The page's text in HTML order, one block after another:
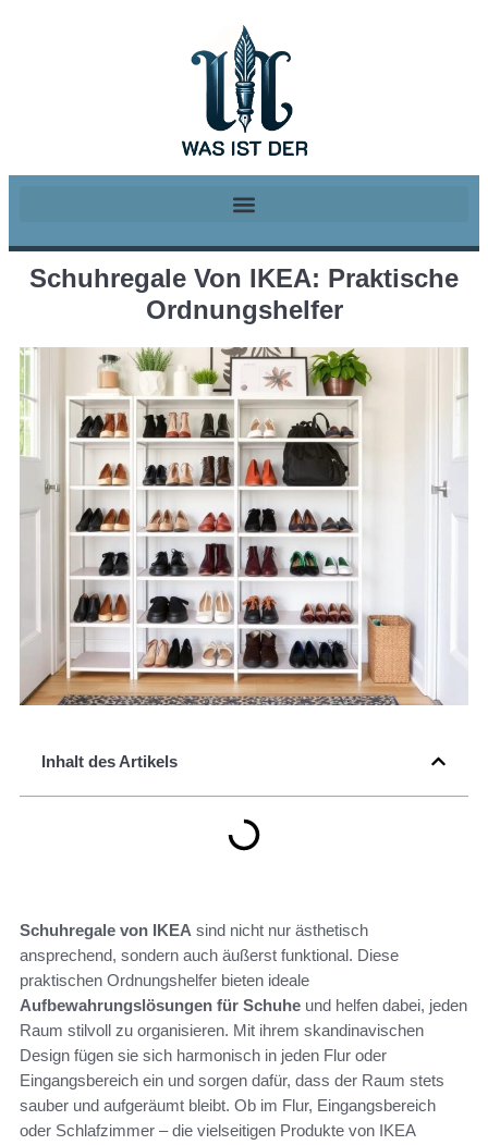
Schuhregale Von IKEA: Praktische
Ordnungshelfer
Inhalt des Artikels
Schuhregale von IKEA sind nicht nur ästhetisch
ansprechend, sondern auch äußerst funktional. Diese
praktischen Ordnungshelfer bieten ideale
Aufbewahrungslösungen für Schuhe und helfen dabei, jeden
Raum stilvoll zu organisieren. Mit ihrem skandinavischen
Design fügen sie sich harmonisch in jeden Flur oder
Eingangsbereich ein und sorgen dafür, dass der Raum stets
sauber und aufgeräumt bleibt. Ob im Flur, Eingangsbereich
oder Schlafzimmer – die vielseitigen Produkte von IKEA